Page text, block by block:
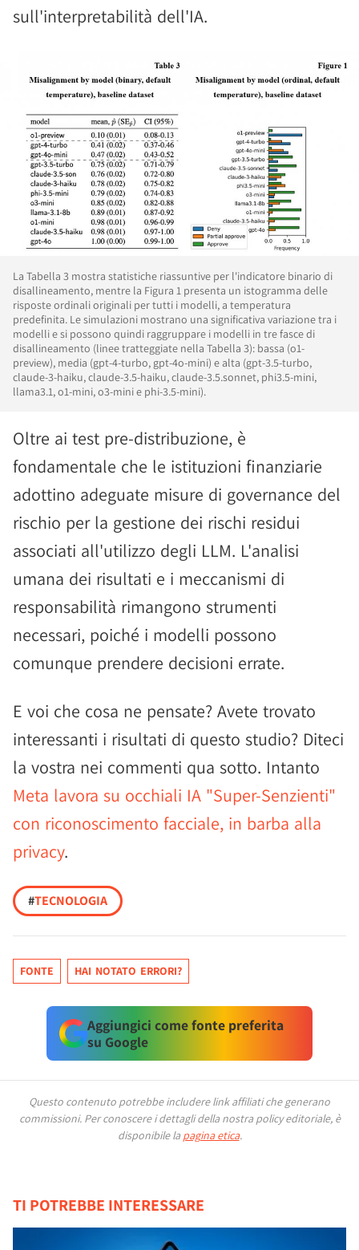
sull'interpretabilità dell'IA.
La Tabella 3 mostra statistiche riassuntive per l'indicatore binario di
disallineamento, mentre la Figura 1 presenta un istogramma delle
risposte ordinali originali per tutti i modelli, a temperatura
predefinita. Le simulazioni mostrano una significativa variazione tra i
modelli e si possono quindi raggruppare i modelli in tre fasce di
disallineamento (linee tratteggiate nella Tabella 3): bassa (o1-
preview), media (gpt-4-turbo, gpt-4o-mini) e alta (gpt-3.5-turbo,
claude-3-haiku, claude-3.5-haiku, claude-3.5.sonnet, phi3.5-mini,
llama3.1, o1-mini, o3-mini e phi-3.5-mini).
Oltre ai test pre-distribuzione, è
fondamentale che le istituzioni finanziarie
adottino adeguate misure di governance del
rischio per la gestione dei rischi residui
associati all'utilizzo degli LLM. L'analisi
umana dei risultati e i meccanismi di
responsabilità rimangono strumenti
necessari, poiché i modelli possono
comunque prendere decisioni errate.
E voi che cosa ne pensate? Avete trovato
interessanti i risultati di questo studio? Diteci
la vostra nei commenti qua sotto. Intanto
Meta lavora su occhiali IA "Super-Senzienti"
con riconoscimento facciale, in barba alla
privacy.
#TECNOLOGIA
FONTE HAI NOTATO ERRORI?
Aggiungici come fonte preferita
su Google
Questo contenuto potrebbe includere link affiliati che generano
commissioni. Per conoscere i dettagli della nostra policy editoriale, è
disponibile la pagina etica.
TI POTREBBE INTERESSARE